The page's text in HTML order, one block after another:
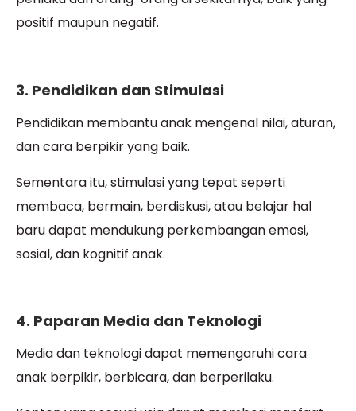
positif maupun negatif.
3. Pendidikan dan Stimulasi
Pendidikan membantu anak mengenal nilai, aturan,
dan cara berpikir yang baik.
Sementara itu, stimulasi yang tepat seperti
membaca, bermain, berdiskusi, atau belajar hal
baru dapat mendukung perkembangan emosi,
sosial, dan kognitif anak.
4. Paparan Media dan Teknologi
Media dan teknologi dapat memengaruhi cara
anak berpikir, berbicara, dan berperilaku.